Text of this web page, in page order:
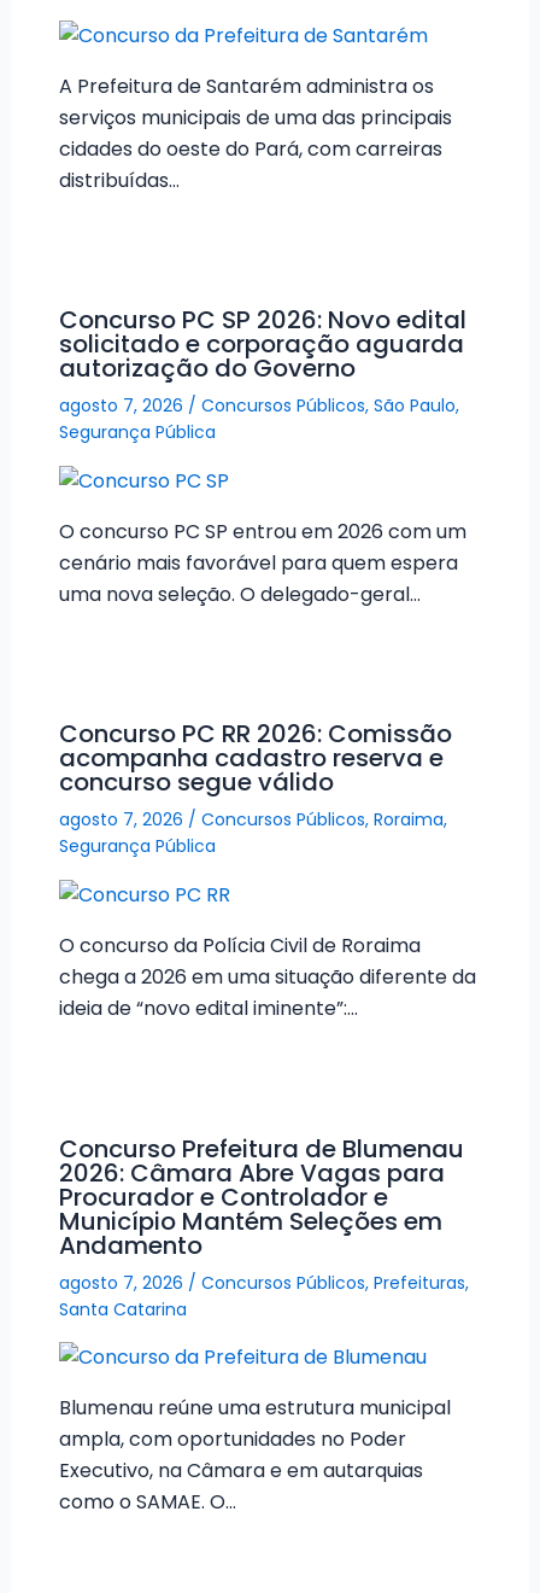
A Prefeitura de Santarém administra os
serviços municipais de uma das principais
cidades do oeste do Pará, com carreiras
distribuídas…
Concurso PC SP 2026: Novo edital
solicitado e corporação aguarda
autorização do Governo
agosto 7, 2026 / Concursos Públicos, São Paulo,
Segurança Pública
O concurso PC SP entrou em 2026 com um
cenário mais favorável para quem espera
uma nova seleção. O delegado-geral…
Concurso PC RR 2026: Comissão
acompanha cadastro reserva e
concurso segue válido
agosto 7, 2026 / Concursos Públicos, Roraima,
Segurança Pública
O concurso da Polícia Civil de Roraima
chega a 2026 em uma situação diferente da
ideia de “novo edital iminente”:…
Concurso Prefeitura de Blumenau
2026: Câmara Abre Vagas para
Procurador e Controlador e
Município Mantém Seleções em
Andamento
agosto 7, 2026 / Concursos Públicos, Prefeituras,
Santa Catarina
Blumenau reúne uma estrutura municipal
ampla, com oportunidades no Poder
Executivo, na Câmara e em autarquias
como o SAMAE. O…